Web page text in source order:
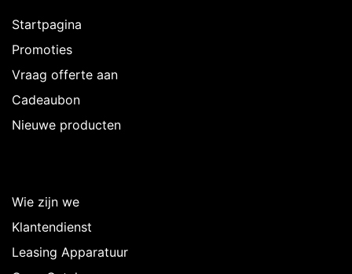
Startpagina
Promoties
Vraag offerte aan
Cadeaubon
Nieuwe producten
Wie zijn we
Klantendienst
Leasing Apparatuur